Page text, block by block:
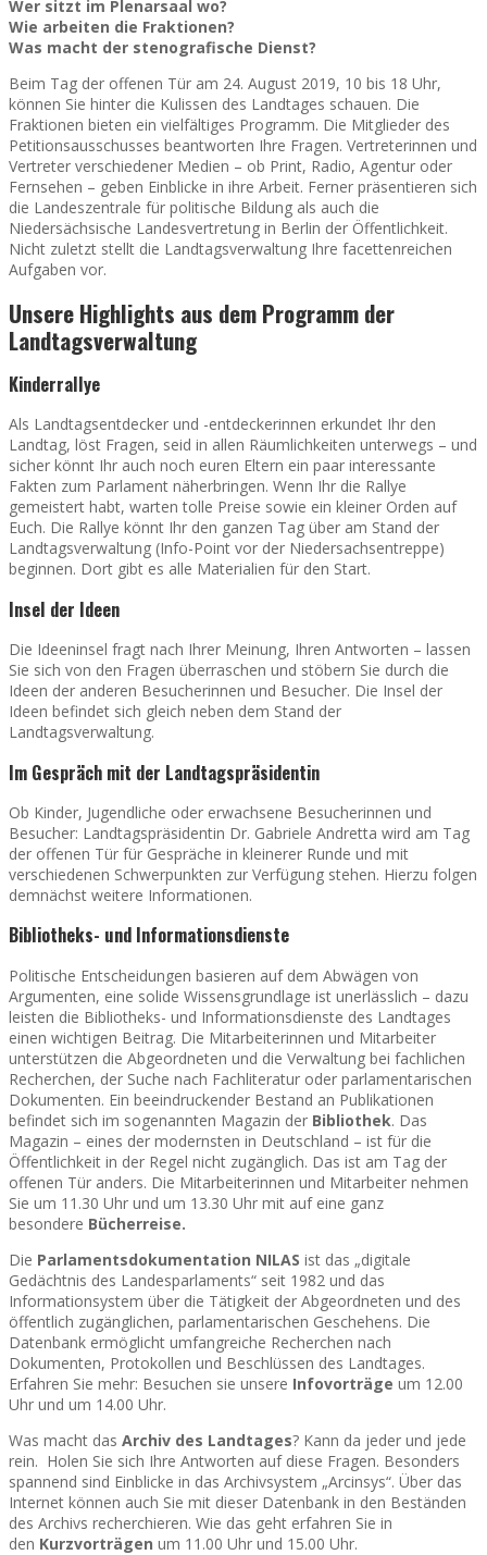
Wer sitzt im Plenarsaal wo?
Wie arbeiten die Fraktionen?
Was macht der stenografische Dienst?
Beim Tag der offenen Tür am 24. August 2019, 10 bis 18 Uhr,
können Sie hinter die Kulissen des Landtages schauen. Die
Fraktionen bieten ein vielfältiges Programm. Die Mitglieder des
Petitionsausschusses beantworten Ihre Fragen. Vertreterinnen und
Vertreter verschiedener Medien – ob Print, Radio, Agentur oder
Fernsehen – geben Einblicke in ihre Arbeit. Ferner präsentieren sich
die Landeszentrale für politische Bildung als auch die
Niedersächsische Landesvertretung in Berlin der Öffentlichkeit.
Nicht zuletzt stellt die Landtagsverwaltung Ihre facettenreichen
Aufgaben vor.
Unsere Highlights aus dem Programm der
Landtagsverwaltung
Kinderrallye
Als Landtagsentdecker und -entdeckerinnen erkundet Ihr den
Landtag, löst Fragen, seid in allen Räumlichkeiten unterwegs – und
sicher könnt Ihr auch noch euren Eltern ein paar interessante
Fakten zum Parlament näherbringen. Wenn Ihr die Rallye
gemeistert habt, warten tolle Preise sowie ein kleiner Orden auf
Euch. Die Rallye könnt Ihr den ganzen Tag über am Stand der
Landtagsverwaltung (Info-Point vor der Niedersachsentreppe)
beginnen. Dort gibt es alle Materialien für den Start.
Insel der Ideen
Die Ideeninsel fragt nach Ihrer Meinung, Ihren Antworten – lassen
Sie sich von den Fragen überraschen und stöbern Sie durch die
Ideen der anderen Besucherinnen und Besucher. Die Insel der
Ideen befindet sich gleich neben dem Stand der
Landtagsverwaltung.
Im Gespräch mit der Landtagspräsidentin
Ob Kinder, Jugendliche oder erwachsene Besucherinnen und
Besucher: Landtagspräsidentin Dr. Gabriele Andretta wird am Tag
der offenen Tür für Gespräche in kleinerer Runde und mit
verschiedenen Schwerpunkten zur Verfügung stehen. Hierzu folgen
demnächst weitere Informationen.
Bibliotheks- und Informationsdienste
Politische Entscheidungen basieren auf dem Abwägen von
Argumenten, eine solide Wissensgrundlage ist unerlässlich – dazu
leisten die Bibliotheks- und Informationsdienste des Landtages
einen wichtigen Beitrag. Die Mitarbeiterinnen und Mitarbeiter
unterstützen die Abgeordneten und die Verwaltung bei fachlichen
Recherchen, der Suche nach Fachliteratur oder parlamentarischen
Dokumenten. Ein beeindruckender Bestand an Publikationen
befindet sich im sogenannten Magazin der Bibliothek. Das
Magazin – eines der modernsten in Deutschland – ist für die
Öffentlichkeit in der Regel nicht zugänglich. Das ist am Tag der
offenen Tür anders. Die Mitarbeiterinnen und Mitarbeiter nehmen
Sie um 11.30 Uhr und um 13.30 Uhr mit auf eine ganz
besondere Bücherreise.
Die Parlamentsdokumentation NILAS ist das „digitale
Gedächtnis des Landesparlaments“ seit 1982 und das
Informationsystem über die Tätigkeit der Abgeordneten und des
öffentlich zugänglichen, parlamentarischen Geschehens. Die
Datenbank ermöglicht umfangreiche Recherchen nach
Dokumenten, Protokollen und Beschlüssen des Landtages.
Erfahren Sie mehr: Besuchen sie unsere Infovorträge um 12.00
Uhr und um 14.00 Uhr.
Was macht das Archiv des Landtages? Kann da jeder und jede
rein. Holen Sie sich Ihre Antworten auf diese Fragen. Besonders
spannend sind Einblicke in das Archivsystem „Arcinsys“. Über das
Internet können auch Sie mit dieser Datenbank in den Beständen
des Archivs recherchieren. Wie das geht erfahren Sie in
den Kurzvorträgen um 11.00 Uhr und 15.00 Uhr.